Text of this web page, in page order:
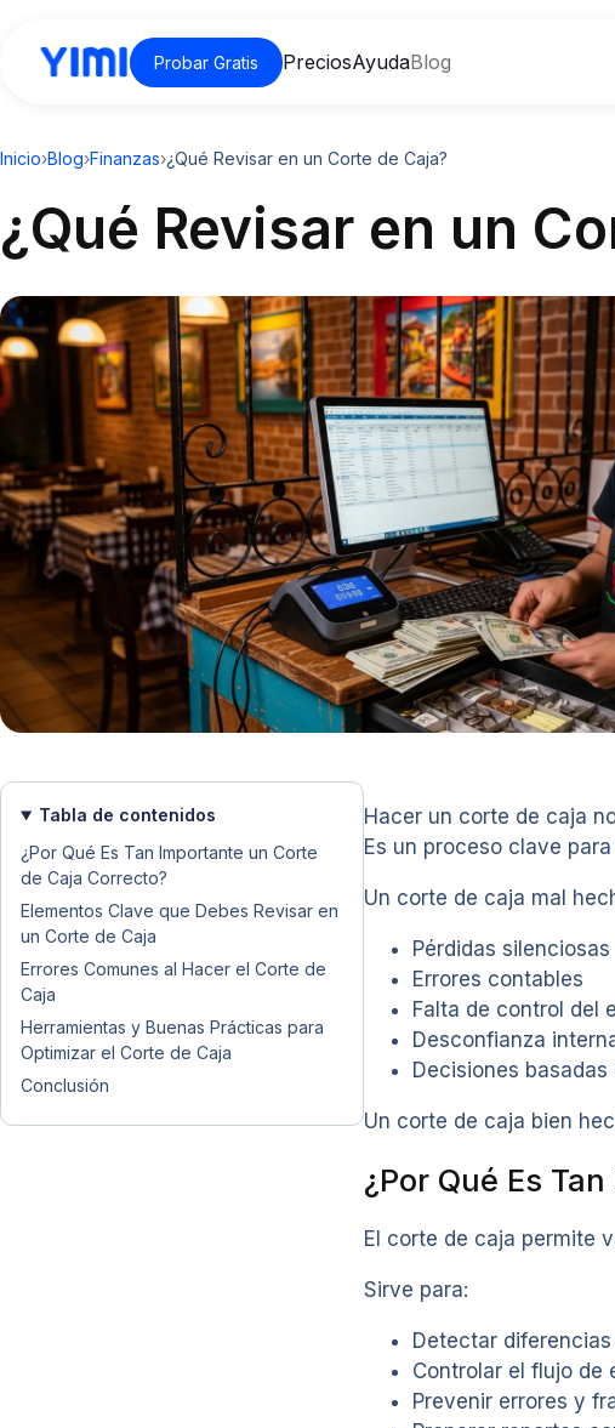
Probar Gratis PreciosAyudaBlog
Inicio›Blog›Finanzas›¿Qué Revisar en un Corte de Caja?
¿Qué Revisar en un
Tabla de contenidos
¿Por Qué Es Tan Importante un Corte
de Caja Correcto?
Elementos Clave que Debes Revisar en
un Corte de Caja
Errores Comunes al Hacer el Corte de
Caja
Herramientas y Buenas Prácticas para
Optimizar el Corte de Caja
Conclusión
Hacer un corte de caja
Es un proceso clave
Un corte de caja mal
Pérdidas silenciosas
Errores contables
Falta de control del
Desconfianza
Decisiones
Un corte de caja bien
¿Por Qué Es
El corte de caja permite
Sirve para:
Detectar
Controlar el flujo de
Prevenir errores y